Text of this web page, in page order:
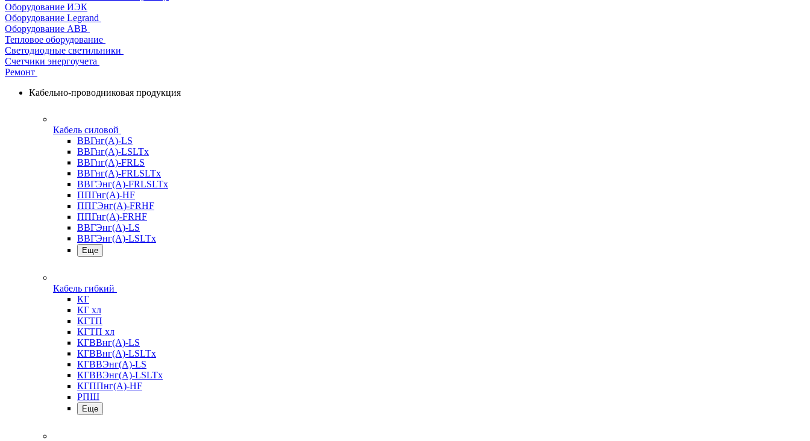
Оборудование ИЭК
Оборудование Legrand
Оборудование АВВ
Тепловое оборудование
Светодиодные светильники
Счетчики энергоучета
Ремонт
Кабельно-проводниковая продукция
Кабель силовой
ВВГнг(А)-LS
ВВГнг(А)-LSLTx
ВВГнг(А)-FRLS
ВВГнг(А)-FRLSLTx
ВВГЭнг(А)-FRLSLTx
ППГнг(А)-HF
ППГЭнг(А)-FRHF
ППГнг(А)-FRHF
ВВГЭнг(А)-LS
ВВГЭнг(А)-LSLTx
Еще
Кабель гибкий
КГ
КГ хл
КГТП
КГТП хл
КГВВнг(А)-LS
КГВВнг(А)-LSLTx
КГВВЭнг(А)-LS
КГВВЭнг(А)-LSLTx
КГППнг(А)-HF
РПШ
Еще